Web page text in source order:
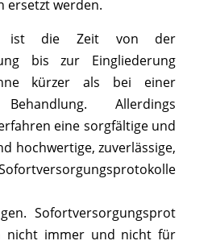
ersetzt werden.
ist die Zeit von der
bis zur Eingliederung
kürzer als bei einer
Allerdings
eine sorgfältige und
hochwertige, zuverlässige,
Sofortversorgungsprot
nicht immer und nicht für